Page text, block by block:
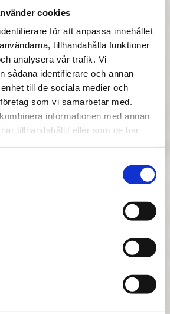
cookies
för att anpassa innehållet
tillhandahålla funktioner
analysera vår trafik. Vi
sådana identifierare och annan
till de sociala medier och
som vi samarbetar med.
informationen med annan
tillhandahållit eller som de har
fralla :
passion
smör ingår.
rostade grönsaker,
serveras brevid